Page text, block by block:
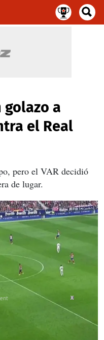
golazo a
el Real
pero el VAR decidió
de lugar.
X